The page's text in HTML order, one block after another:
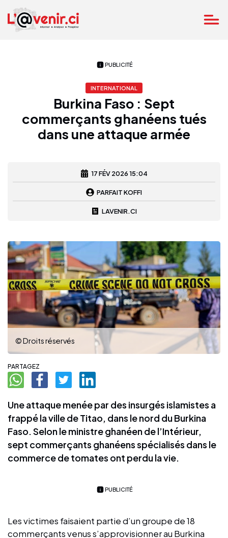
PUBLICITÉ
INTERNATIONAL
Burkina Faso : Sept
commerçants ghanéens tués
dans une attaque armée
17 FÉV 2026 15:04
PARFAIT KOFFI
LAVENIR.CI
© Droits réservés
PARTAGEZ
Une attaque menée par des insurgés islamistes a
frappé la ville de Titao, dans le nord du Burkina
Faso. Selon le ministre ghanéen de l’Intérieur,
sept commerçants ghanéens spécialisés dans le
commerce de tomates ont perdu la vie.
PUBLICITÉ
Les victimes faisaient partie d’un groupe de 18
commerçants venus s’approvisionner au Burkina